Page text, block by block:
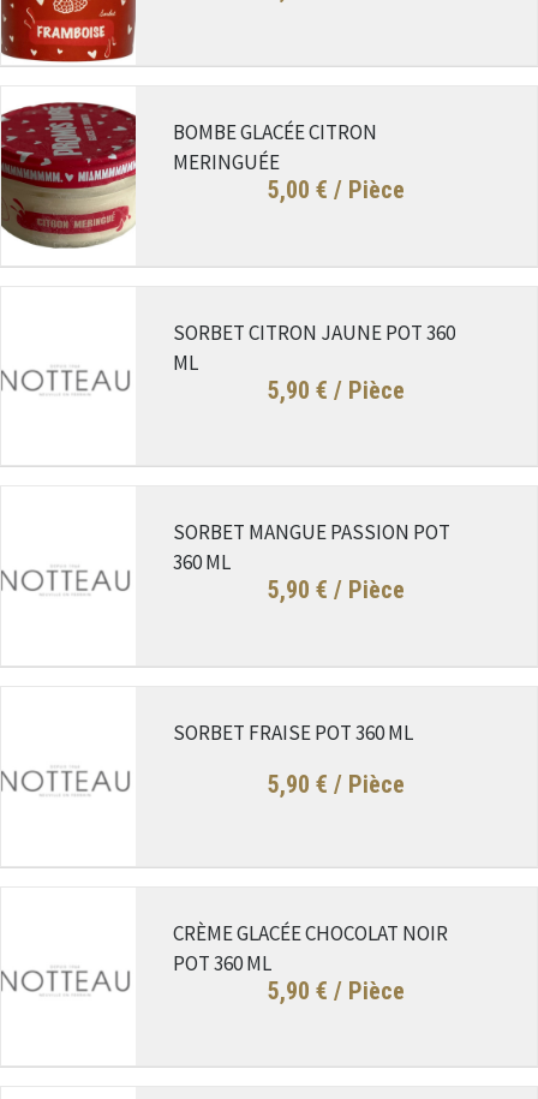
BOMBE GLACÉE CITRON
MERINGUÉE
5,00 € / Pièce
SORBET CITRON JAUNE POT 360
ML
5,90 € / Pièce
SORBET MANGUE PASSION POT
360 ML
5,90 € / Pièce
SORBET FRAISE POT 360 ML
5,90 € / Pièce
CRÈME GLACÉE CHOCOLAT NOIR
POT 360 ML
5,90 € / Pièce